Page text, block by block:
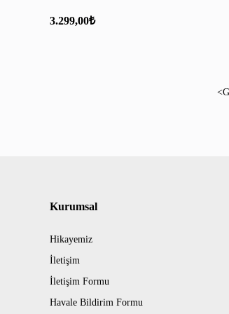
3.299,00₺
Kurumsal
Hikayemiz
İletişim
İletişim Formu
Havale Bildirim Formu